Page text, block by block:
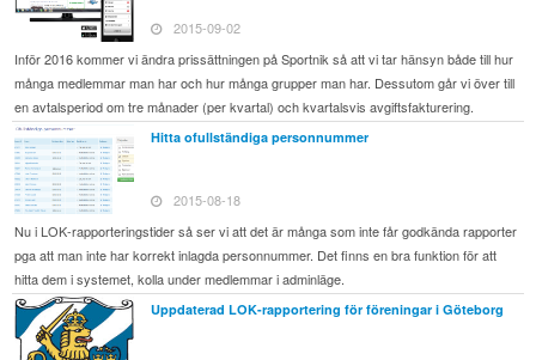
2015-09-02
Inför 2016 kommer vi ändra prissättningen på Sportnik så att vi tar hänsyn både till hur
många medlemmar man har och hur många grupper man har. Dessutom går vi över till
en avtalsperiod om tre månader (per kvartal) och kvartalsvis avgiftsfakturering.
Hitta ofullständiga personnummer
2015-08-18
Nu i LOK-rapporteringstider så ser vi att det är många som inte får godkända rapporter
pga att man inte har korrekt inlagda personnummer. Det finns en bra funktion för att
hitta dem i systemet, kolla under medlemmar i adminläge.
Uppdaterad LOK-rapportering för föreningar i Göteborg